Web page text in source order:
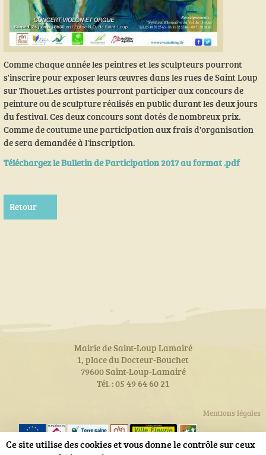
Ce site utilise des cookies et vous donne le contrôle sur ceux
Comme chaque année les peintres et les sculpteurs pourront
s'inscrire pour exposer leurs œuvres dans les rues de Saint Loup
sur Thouet.Les artistes pourront participer aux concours de
peinture ou de sculpture réalisés en public durant les deux jours
du festival. Ces deux concours sont dotés de nombreux prix.
Comme de coutume une participation aux frais d'organisation
de sera demandée à l'inscription.
Téléchargez le Bulletin de Participation 2017 au format .pdf
Retour
Mairie de Saint-Loup Lamairé
1, place du Docteur-Bouchet
79600 Saint-Loup-Lamairé
Tél. : 05 49 64 60 21
Mentions légales